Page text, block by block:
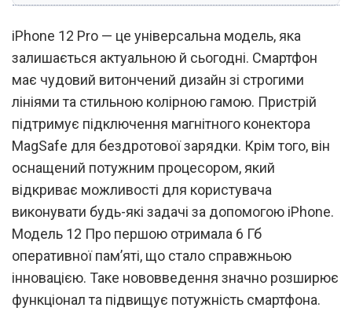
iPhone 12 Pro — це універсальна модель, яка
залишається актуальною й сьогодні. Смартфон
має чудовий витончений дизайн зі строгими
лініями та стильною колірною гамою. Пристрій
підтримує підключення магнітного конектора
MagSafe для бездротової зарядки. Крім того, він
оснащений потужним процесором, який
відкриває можливості для користувача
виконувати будь-які задачі за допомогою iPhone.
Модель 12 Про першою отримала 6 Гб
оперативної пам’яті, що стало справжньою
інновацією. Таке нововведення значно розширює
функціонал та підвищує потужність смартфона.